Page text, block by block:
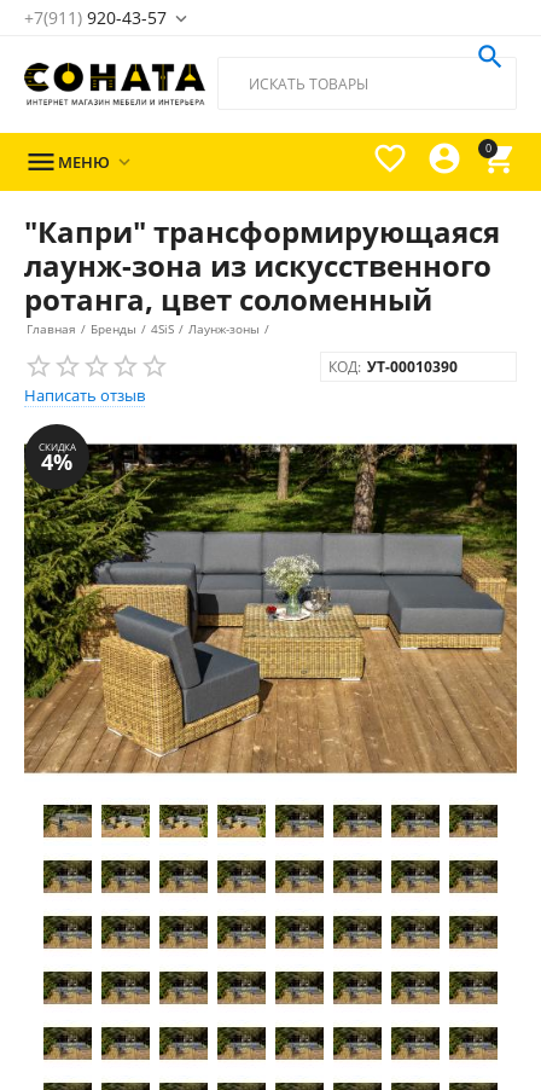
+7(911) 920-43-57 
0




 МЕНЮ 
"Капри" трансформирующаяся
лаунж-зона из искусственного
ротанга, цвет соломенный
Главная / Бренды / 4SiS / Лаунж-зоны /
Написать отзыв
КОД: УТ-00010390
СКИДКА
4%